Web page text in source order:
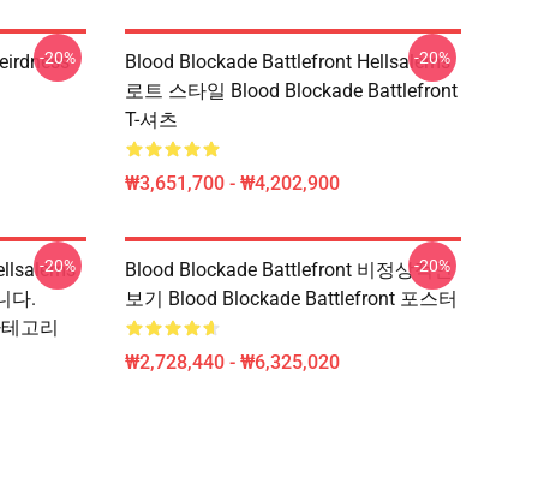
-20%
Blood Blockade Battlefront Hellsalems
로트 스타일 Blood Blockade Battlefront
T-셔츠
₩3,651,700 - ₩4,202,900
-20%
다.
고리
-20%
Blood Blockade Battlefront 비정상적인
보기 Blood Blockade Battlefront 포스터
₩2,728,440 - ₩6,325,020
-20%